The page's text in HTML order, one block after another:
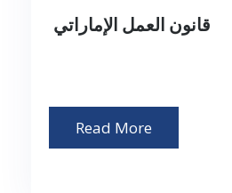
قانون العمل الإماراتي
Read More